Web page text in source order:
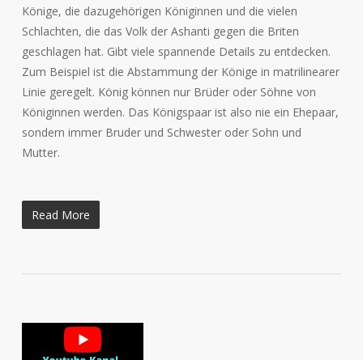
Könige, die dazugehörigen Königinnen und die vielen
Schlachten, die das Volk der Ashanti gegen die Briten
geschlagen hat. Gibt viele spannende Details zu entdecken.
Zum Beispiel ist die Abstammung der Könige in matrilinearer
Linie geregelt. König können nur Brüder oder Söhne von
Königinnen werden. Das Königspaar ist also nie ein Ehepaar,
sondern immer Bruder und Schwester oder Sohn und
Mutter.
Read More